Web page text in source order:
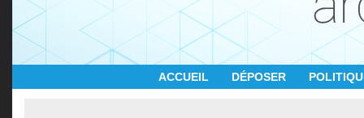
ACCUEIL DÉPOSER